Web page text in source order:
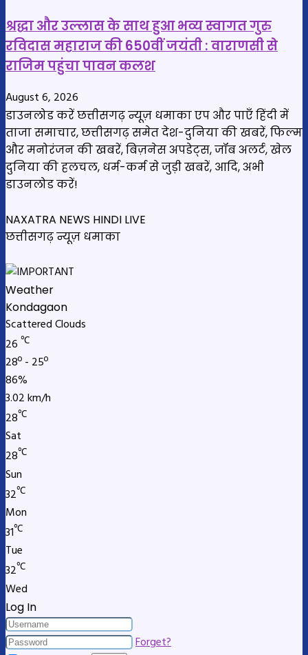
श्रद्धा और उल्लास के साथ हुआ भव्य स्वागत गुरु
रविदास महाराज की 650वीं जयंती : वाराणसी से
राजिम पहुंचा पावन कलश
August 6, 2026
डाउनलोड करें छत्तीसगढ़ न्यूज़ धमाका एप और पाएँ हिंदी में
ताजा समाचार, छत्तीसगढ़ समेत देश-दुनिया की खबरें, फिल्म
और मनोरंजन की खबरें, बिज़नेस अपडेट्स, जॉब अलर्ट, खेल
दुनिया की हलचल, धर्म-कर्म से जुड़ी खबरें, आदि, अभी
डाउनलोड करें!
NAXATRA NEWS HINDI LIVE
छत्तीसगढ़ न्यूज़ धमाका
Weather
Kondagaon
Scattered Clouds
26 ℃
28º - 25º
86%
3.02 km/h
28℃
Sat
28℃
Sun
32℃
Mon
31℃
Tue
32℃
Wed
Log In
Forget?